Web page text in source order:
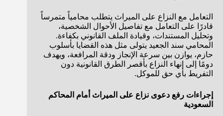
التعامل مع النزاع على الميراث يتطلب محامياً متمرساً
قادرًا على التعامل مع تفاصيل الأحوال الشخصية،
وتحليل المستندات، وقيادة الملف القانوني بكفاءة.
المحامي سند الجعيد يتولى مثل هذه القضايا بأسلوب
حازم، يوازن بين سرعة الإنجاز ودقة المرافعة، ويهدف
دومًا إلى إنهاء النزاع بأقصر الطرق القانونية دون
التفريط بأي حق للموكل.
إجراءات رفع دعوى نزاع على الميراث أمام المحاكم
السعودية